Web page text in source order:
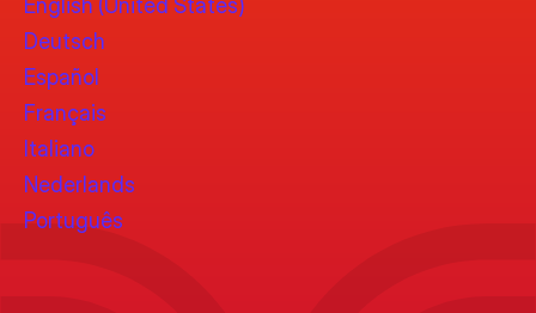
Deutsch
Español
Français
Italiano
Nederlands
Português